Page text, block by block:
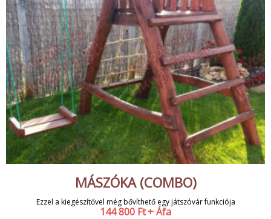
MÁSZÓKA (COMBO)
Ezzel a kiegészítővel még bővíthető egy játszóvár funkciója
144 800 Ft+ Áfa